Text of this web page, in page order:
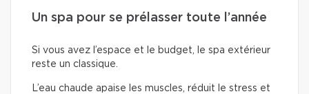
Un spa pour se prélasser toute l’année
Si vous avez l’espace et le budget, le spa extérieur
reste un classique.
L’eau chaude apaise les muscles, réduit le stress et